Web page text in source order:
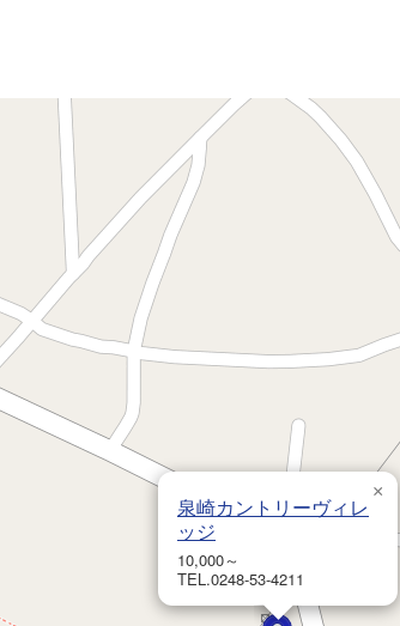
泉崎カントリーヴィレ
ッジ
10,000～
TEL.0248-53-4211
×